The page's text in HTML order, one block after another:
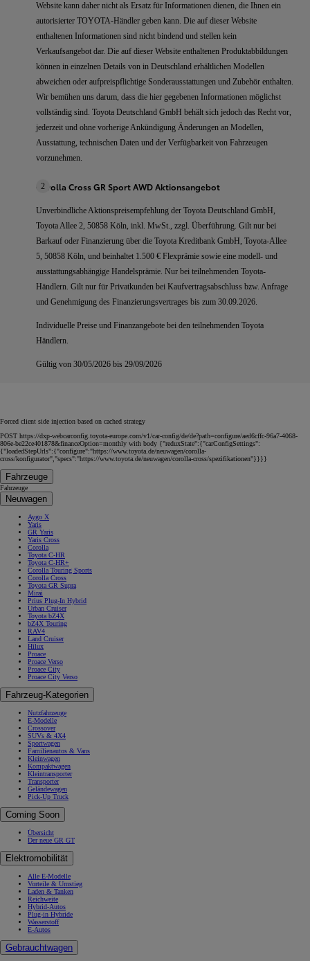
Website kann daher nicht als Ersatz für Informationen dienen, die Ihnen ein
autorisierter TOYOTA-Händler geben kann. Die auf dieser Website
enthaltenen Informationen sind nicht bindend und stellen kein
Verkaufsangebot dar. Die auf dieser Website enthaltenen Produktabbildungen
können in einzelnen Details von in Deutschland erhältlichen Modellen
abweichen oder aufpreispflichtige Sonderausstattungen und Zubehör enthalten.
Wir bemühen uns darum, dass die hier gegebenen Informationen möglichst
vollständig sind. Toyota Deutschland GmbH behält sich jedoch das Recht vor,
jederzeit und ohne vorherige Ankündigung Änderungen an Modellen,
Ausstattung, technischen Daten und der Verfügbarkeit von Fahrzeugen
vorzunehmen.
2
Corolla Cross GR Sport AWD Aktionsangebot
Unverbindliche Aktionspreisempfehlung der Toyota Deutschland GmbH,
Toyota Allee 2, 50858 Köln, inkl. MwSt., zzgl. Überführung. Gilt nur bei
Barkauf oder Finanzierung über die Toyota Kreditbank GmbH, Toyota-Allee
5, 50858 Köln, und beinhaltet 1.500 € Flexprämie sowie eine modell- und
ausstattungsabhängige Handelsprämie. Nur bei teilnehmenden Toyota-
Händlern. Gilt nur für Privatkunden bei Kaufvertragsabschluss bzw. Anfrage
und Genehmigung des Finanzierungsvertrages bis zum 30.09.2026.
Individuelle Preise und Finanzangebote bei den teilnehmenden Toyota
Händlern.
Gültig von 30/05/2026 bis 29/09/2026
Forced client side injection based on cached strategy
POST https://dxp-webcarconfig.toyota-europe.com/v1/car-config/de/de?path=configure/aed6cffc-96a7-4068-
806e-be22ce401878&financeOption=monthly with body {"reduxState":{"carConfigSettings":
{"loadedStepUrls":{"configure":"https://www.toyota.de/neuwagen/corolla-
cross/konfigurator","specs":"https://www.toyota.de/neuwagen/corolla-cross/spezifikationen"}}}}
Fahrzeuge
Fahrzeuge
Neuwagen
Aygo X
Yaris
GR Yaris
Yaris Cross
Corolla
Toyota C-HR
Toyota C-HR+
Corolla Touring Sports
Corolla Cross
Toyota GR Supra
Mirai
Prius Plug-In Hybrid
Urban Cruiser
Toyota bZ4X
bZ4X Touring
RAV4
Land Cruiser
Hilux
Proace
Proace Verso
Proace City
Proace City Verso
Fahrzeug-Kategorien
Nutzfahrzeuge
E-Modelle
Crossover
SUVs & 4X4
Sportwagen
Familienautos & Vans
Kleinwagen
Kompaktwagen
Kleintransporter
Transporter
Geländewagen
Pick-Up Truck
Coming Soon
Übersicht
Der neue GR GT
Elektromobilität
Alle E-Modelle
Vorteile & Umstieg
Laden & Tanken
Reichweite
Hybrid-Autos
Plug-in Hybride
Wasserstoff
E-Autos
Gebrauchtwagen